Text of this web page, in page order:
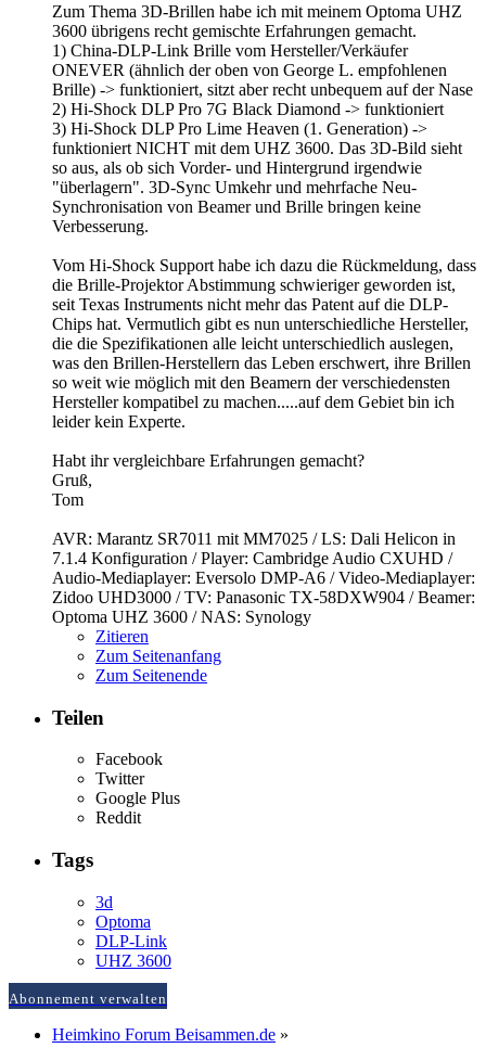
Zum Thema 3D-Brillen habe ich mit meinem Optoma UHZ
3600 übrigens recht gemischte Erfahrungen gemacht.
1) China-DLP-Link Brille vom Hersteller/Verkäufer
ONEVER (ähnlich der oben von George L. empfohlenen
Brille) -> funktioniert, sitzt aber recht unbequem auf der Nase
2) Hi-Shock DLP Pro 7G Black Diamond -> funktioniert
3) Hi-Shock DLP Pro Lime Heaven (1. Generation) ->
funktioniert NICHT mit dem UHZ 3600. Das 3D-Bild sieht
so aus, als ob sich Vorder- und Hintergrund irgendwie
"überlagern". 3D-Sync Umkehr und mehrfache Neu-
Synchronisation von Beamer und Brille bringen keine
Verbesserung.
Vom Hi-Shock Support habe ich dazu die Rückmeldung, dass
die Brille-Projektor Abstimmung schwieriger geworden ist,
seit Texas Instruments nicht mehr das Patent auf die DLP-
Chips hat. Vermutlich gibt es nun unterschiedliche Hersteller,
die die Spezifikationen alle leicht unterschiedlich auslegen,
was den Brillen-Herstellern das Leben erschwert, ihre Brillen
so weit wie möglich mit den Beamern der verschiedensten
Hersteller kompatibel zu machen.....auf dem Gebiet bin ich
leider kein Experte.
Habt ihr vergleichbare Erfahrungen gemacht?
Gruß,
Tom
AVR: Marantz SR7011 mit MM7025 / LS: Dali Helicon in
7.1.4 Konfiguration / Player: Cambridge Audio CXUHD /
Audio-Mediaplayer: Eversolo DMP-A6 / Video-Mediaplayer:
Zidoo UHD3000 / TV: Panasonic TX-58DXW904 / Beamer:
Optoma UHZ 3600 / NAS: Synology
Zitieren
Zum Seitenanfang
Zum Seitenende
Teilen
Facebook
Twitter
Google Plus
Reddit
Tags
3d
Optoma
DLP-Link
UHZ 3600
Abonnement verwalten
Heimkino Forum Beisammen.de »